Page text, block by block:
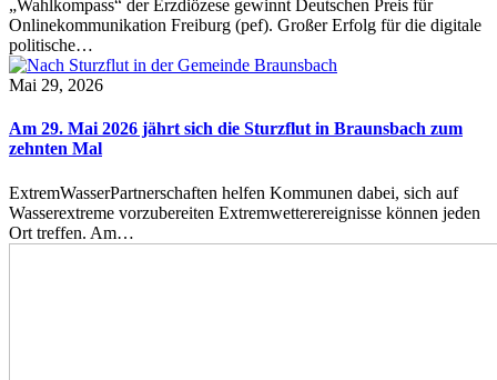
„Wahlkompass“ der Erzdiözese gewinnt Deutschen Preis für
Onlinekommunikation Freiburg (pef). Großer Erfolg für die digitale
politische…
Mai 29, 2026
Am 29. Mai 2026 jährt sich die Sturzflut in Braunsbach zum
zehnten Mal
ExtremWasserPartnerschaften helfen Kommunen dabei, sich auf
Wasserextreme vorzubereiten Extremwetterereignisse können jeden
Ort treffen. Am…